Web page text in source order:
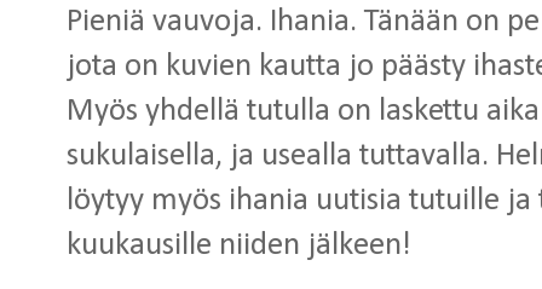
Pieniä vauvoja. Ihania. Tänään on
jota on kuvien kautta jo päästy
Myös yhdellä tutulla on laskettu
sukulaisella, ja usealla tuttavalla.
löytyy myös ihania uutisia tutuille
kuukausille niiden jälkeen!